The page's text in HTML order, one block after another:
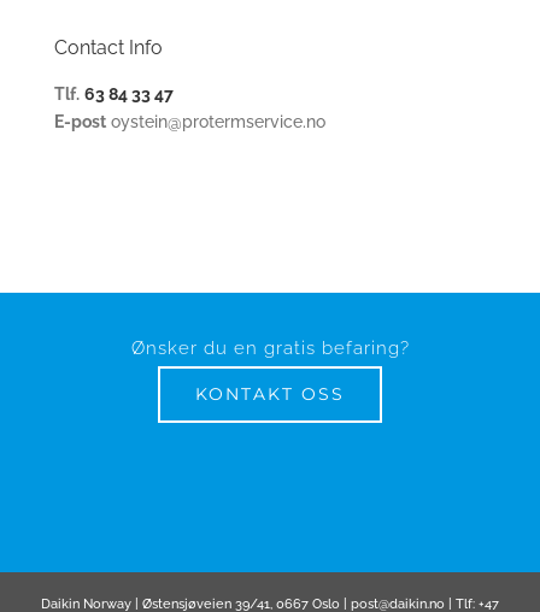
Contact Info
Tlf. 63 84 33 47
E-post oystein@protermservice.no
Ønsker du en gratis befaring?
KONTAKT OSS
Daikin Norway | Østensjøveien 39/41, 0667 Oslo | post@daikin.no | Tlf: +47